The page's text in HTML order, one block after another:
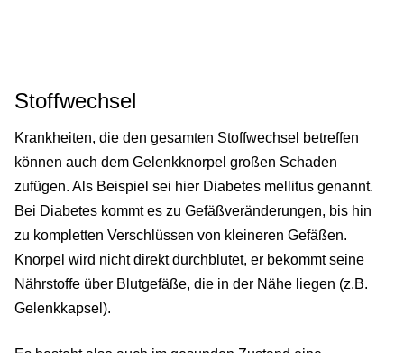
Stoffwechsel
Krankheiten, die den gesamten Stoffwechsel betreffen
können auch dem Gelenkknorpel großen Schaden
zufügen. Als Beispiel sei hier Diabetes mellitus genannt.
Bei Diabetes kommt es zu Gefäßveränderungen, bis hin
zu kompletten Verschlüssen von kleineren Gefäßen.
Knorpel wird nicht direkt durchblutet, er bekommt seine
Nährstoffe über Blutgefäße, die in der Nähe liegen (z.B.
Gelenkkapsel).